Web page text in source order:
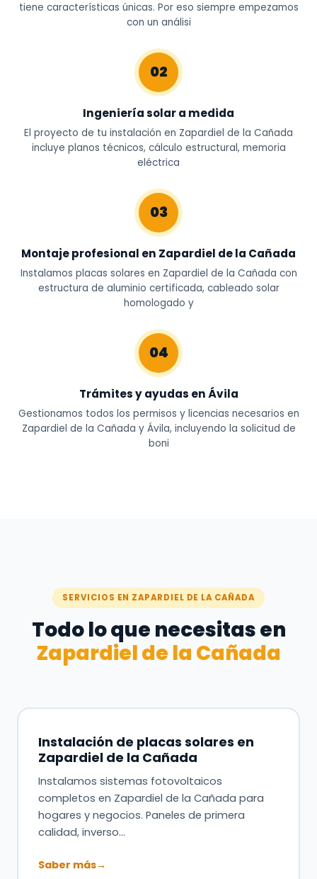
tiene características únicas. Por eso siempre empezamos
con un análisi
02
Ingeniería solar a medida
El proyecto de tu instalación en Zapardiel de la Cañada
incluye planos técnicos, cálculo estructural, memoria
eléctrica
03
Montaje profesional en Zapardiel de la Cañada
Instalamos placas solares en Zapardiel de la Cañada con
estructura de aluminio certificada, cableado solar
homologado y
04
Trámites y ayudas en Ávila
Gestionamos todos los permisos y licencias necesarios en
Zapardiel de la Cañada y Ávila, incluyendo la solicitud de
boni
SERVICIOS EN ZAPARDIEL DE LA CAÑADA
Todo lo que necesitas en
Zapardiel de la Cañada
Instalación de placas solares en
Zapardiel de la Cañada
Instalamos sistemas fotovoltaicos
completos en Zapardiel de la Cañada para
hogares y negocios. Paneles de primera
calidad, inverso…
Saber más→